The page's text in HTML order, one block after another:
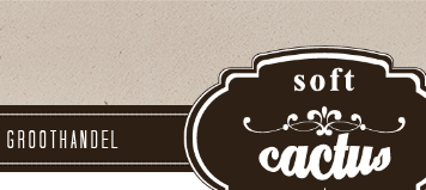
Groothandel